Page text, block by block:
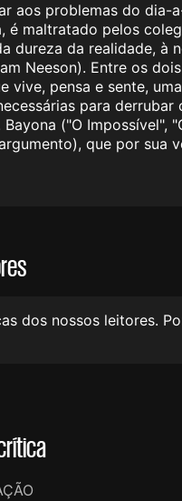
aos problemas do dia-
é maltratado pelos
dureza da realidade,
Neeson). Entre os
vive, pensa e sente,
para
Bayona ("O
que por sua
dos nossos leitores.